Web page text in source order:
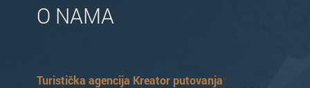
O NAMA
Turistička agencija Kreator putovanja